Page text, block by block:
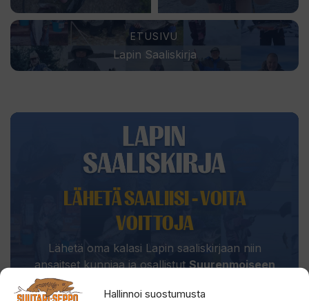
Hallinnoi suostumusta
ETUSIVU
Lapin Saaliskirja
LÄHETÄ SAALIISI - VOITA
VOITTOJA
Lähetä oma kalasi Lapin saaliskirjaan niin
ansaitset kunniaa ja osallistutSuurenmoiseen
Saaliskisaan